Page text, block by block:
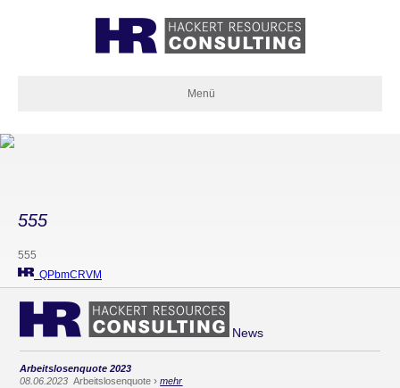
Menü
555
555
QPbmCRVM
News
Arbeitslosenquote 2023
08.06.2023 Arbeitslosenquote ›mehr